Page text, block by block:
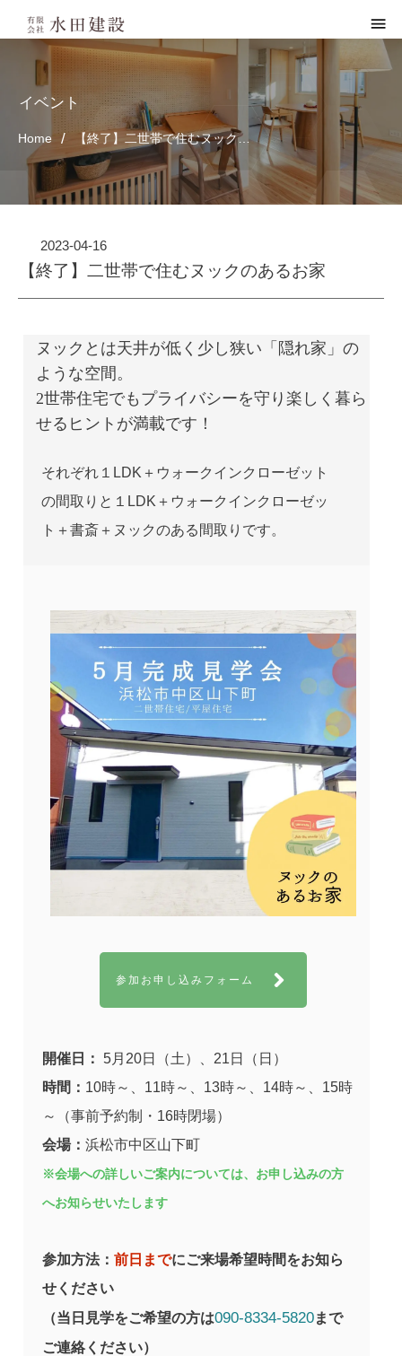
イベント
Home / 【終了】二世帯で住むヌックのあるお家
2023-04-16
【終了】二世帯で住むヌックのあるお家
ヌックとは天井が低く少し狭い「隠れ家」の
ような空間。
2世帯住宅でもプライバシーを守り楽しく暮ら
せるヒントが満載です！
それぞれ１LDK＋ウォークインクローゼット
の間取りと１LDK＋ウォークインクローゼッ
ト＋書斎＋ヌックのある間取りです。
参加お申し込みフォーム
開催日： 5月20日（土）、21日（日）
時間： 10時～、11時～、13時～、14時～、15時
～（事前予約制・16時閉場）
会場： 浜松市中区山下町
※会場への詳しいご案内については、お申し込みの方
へお知らせいたします
参加方法： 前日までにご来場希望時間をお知ら
せください
（当日見学をご希望の方は090-8334-5820まで
ご連絡ください）